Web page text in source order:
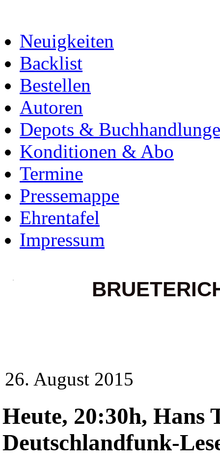
Neuigkeiten
Backlist
Bestellen
Autoren
Depots &
Konditionen & Abo
Termine
Pressemappe
Ehrentafel
Impressum
26. August 2015
Heute, 20:30h, Hans
Deutschlandfunk-